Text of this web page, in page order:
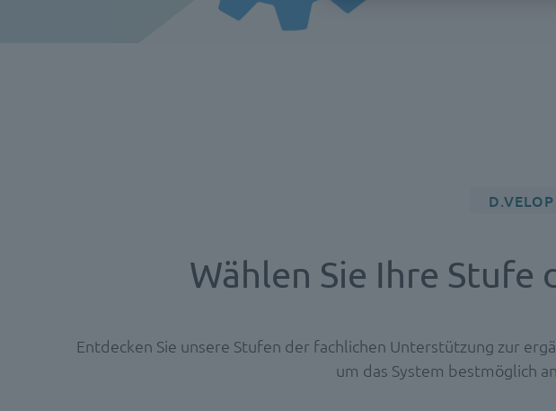
Wählen Sie Ihre
Entdecken Sie unsere Stufen der fachlichen Unterstützung zur
um das System bestmöglich